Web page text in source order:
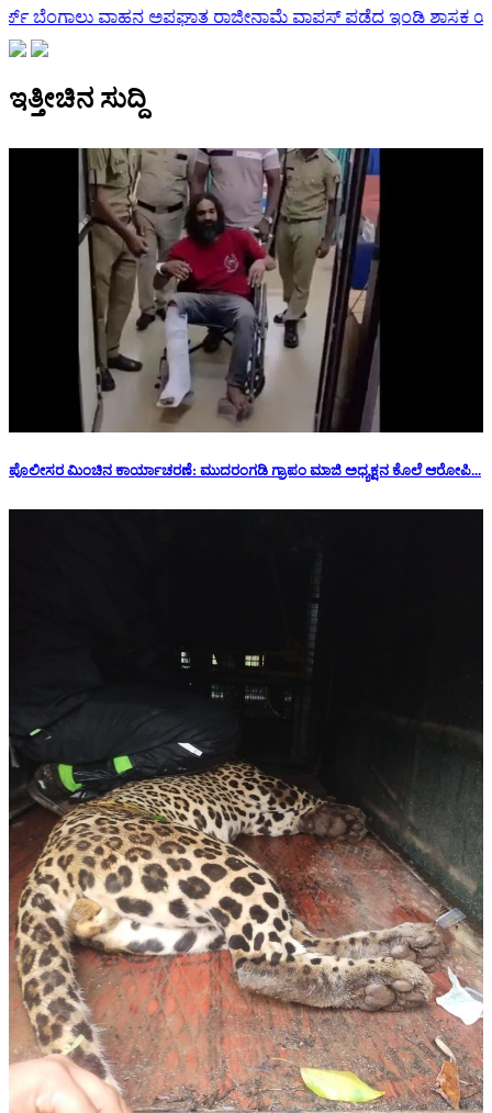
ವಾಪಸ್ ಪಡೆದ ಇಂಡಿ ಶಾಸಕ ಯಶವಂತರಾಯಗೌಡ ಪಾಟೀಲ್: ಸಚಿವ
ಇತ್ತೀಚಿನ ಸುದ್ದಿ
ಪೊಲೀಸರ ಮಿಂಚಿನ ಕಾರ್ಯಾಚರಣೆ: ಮುದರಂಗಡಿ ಗ್ರಾಪಂ ಮಾಜಿ ಅಧ್ಯಕ್ಷನ‌ ಕೊಲೆ ಆರೋಪಿ...